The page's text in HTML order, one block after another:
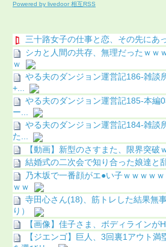
Powered by livedoor 相互RSS
三十路女子の仕事と恋、その先にあ
シカと人間の共存、無理だったｗｗ
ｗ
やる夫のダンジョン運営記186-雑談
+...
やる夫のダンジョン運営記185-本
ー...
やる夫のダンジョン運営記184-雑談
た...
【動画】新型のさすまた、限界突破
結婚式の二次会で知り合った娘達と
乃木坂で一番顔がエ●い子ｗｗｗｗ
ｗｗ
寺田心さん(18)、筋トレした結果無
り）
【画像】佳子さま、ボディラインが
【ジエンゴ】巨人、3回裏1アウト